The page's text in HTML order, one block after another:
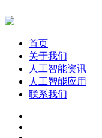
首页
关于我们
人工智能资讯
人工智能应用
联系我们